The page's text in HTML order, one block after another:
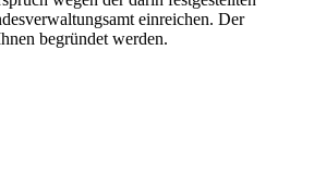
einreichen. Der
begründet werden.